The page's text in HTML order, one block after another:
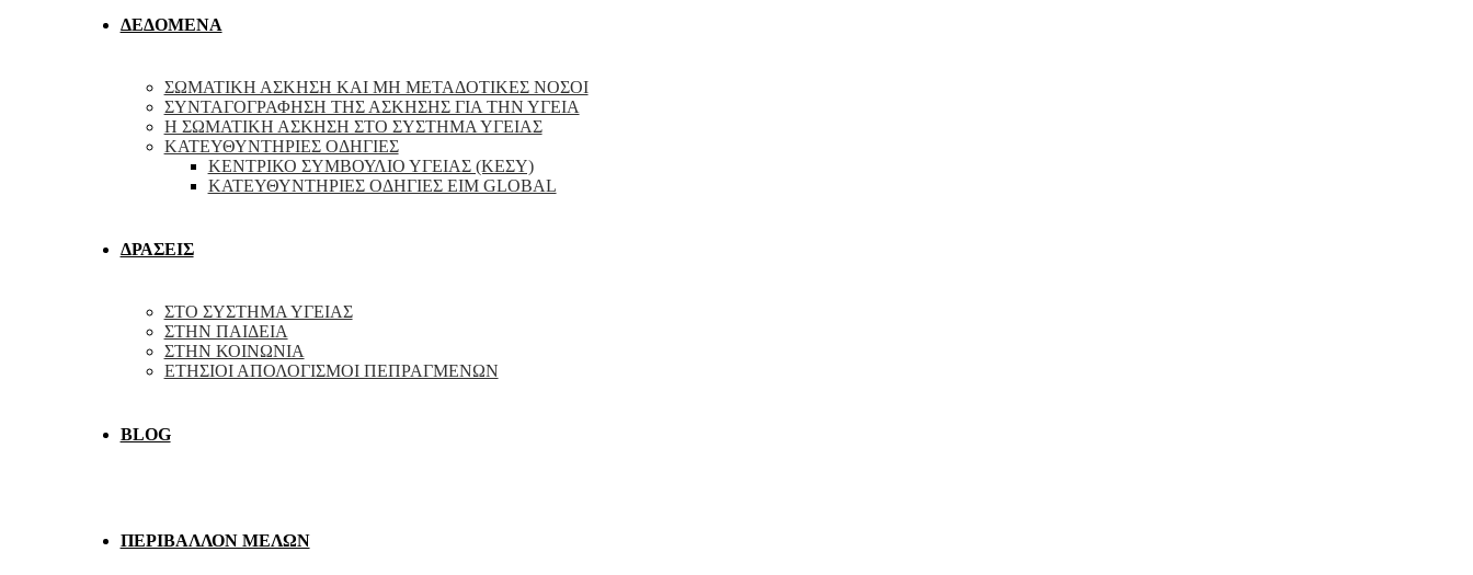
ΔΕΔΟΜΕΝΑ
ΣΩΜΑΤΙΚΗ ΑΣΚΗΣΗ ΚΑΙ ΜΗ ΜΕΤΑΔΟΤΙΚΕΣ ΝΟΣΟΙ
ΣΥΝΤΑΓΟΓΡΑΦΗΣΗ ΤΗΣ ΑΣΚΗΣΗΣ ΓΙΑ ΤΗΝ ΥΓΕΙΑ
Η ΣΩΜΑΤΙΚΗ ΑΣΚΗΣΗ ΣΤΟ ΣΥΣΤΗΜΑ ΥΓΕΙΑΣ
ΚΑΤΕΥΘΥΝΤΗΡΙΕΣ ΟΔΗΓΙΕΣ
ΚΕΝΤΡΙΚΟ ΣΥΜΒΟΥΛΙΟ ΥΓΕΙΑΣ (ΚΕΣΥ)
ΚΑΤΕΥΘΥΝΤΗΡΙΕΣ ΟΔΗΓΙΕΣ EIM GLOBAL
ΔΡΑΣΕΙΣ
ΣΤΟ ΣΥΣΤΗΜΑ ΥΓΕΙΑΣ
ΣΤΗΝ ΠΑΙΔΕΙΑ
ΣΤΗΝ ΚΟΙΝΩΝΙΑ
ΕΤΗΣΙΟΙ ΑΠΟΛΟΓΙΣΜΟΙ ΠΕΠΡΑΓΜΕΝΩΝ
BLOG
ΠΕΡΙΒΑΛΛΟΝ ΜΕΛΩΝ